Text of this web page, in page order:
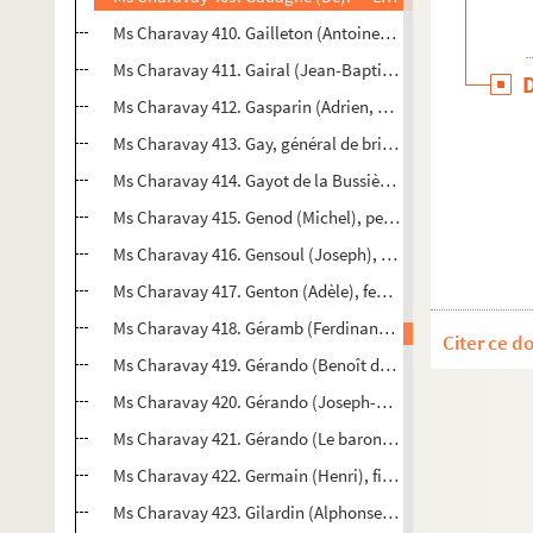
Ms Charavay 410. Gailleton (Antoine), professeur à la
Ms Charavay 411. Gairal (Jean-Baptiste-Louis-Joseph-
Ms Charavay 412. Gasparin (Adrien, comte de), préfet du
Ms Charavay 413. Gay, général de brigade, chevalier de
Ms Charavay 414. Gayot de la Bussière (Paul), capitaine,
Ms Charavay 415. Genod (Michel), peintre, professeur à
Ms Charavay 416. Gensoul (Joseph), chirurgien en chef
Ms Charavay 417. Genton (Adèle), femme de lettres
Ms Charavay 418. Géramb (Ferdinand, baron de),
Ms Charavay 419. Gérando (Benoît de), ancien
Ms Charavay 420. Gérando (Joseph-Marie, baron de),
Ms Charavay 421. Gérando (Le baron de), procureur
Ms Charavay 422. Germain (Henri), financier, fondateur
Ms Charavay 423. Gilardin (Alphonse), président de la
Citer ce